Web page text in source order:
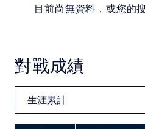
目前尚無資料，或您的
對戰成績